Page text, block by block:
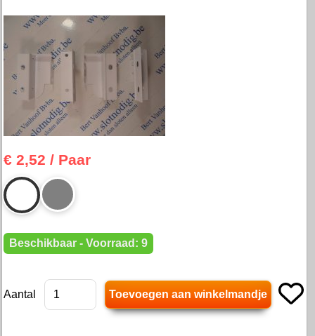
€ 2,52 / Paar
Beschikbaar - Voorraad: 9
Aantal